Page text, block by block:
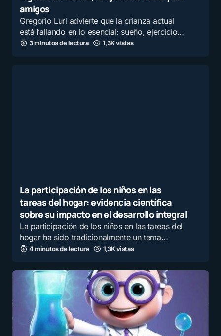
amigos
Gregorio Luri advierte que la crianza actual
está fallando en lo esencial: sueño, ejercicio…
3 minutos de lectura 1,3K vistas
La participación de los niños en las
tareas del hogar: evidencia científica
sobre su impacto en el desarrollo integral
La participación de los niños en las tareas del
hogar ha sido tradicionalmente un tema…
4 minutos de lectura 1,3K vistas